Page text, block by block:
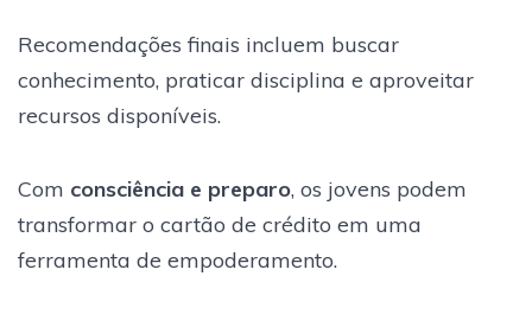
Recomendações finais incluem buscar
conhecimento, praticar disciplina e aproveitar
recursos disponíveis.
Com consciência e preparo, os jovens podem
transformar o cartão de crédito em uma
ferramenta de empoderamento.